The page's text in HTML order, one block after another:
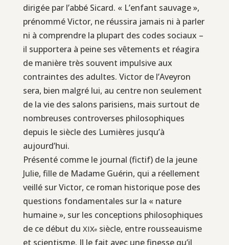
dirigée par l’abbé Sicard. « L’enfant sauvage »,
prénommé Victor, ne réussira jamais ni à parler
ni à comprendre la plupart des codes sociaux –
il supportera à peine ses vêtements et réagira
de manière très souvent impulsive aux
contraintes des adultes. Victor de l’Aveyron
sera, bien malgré lui, au centre non seulement
de la vie des salons parisiens, mais surtout de
nombreuses controverses philosophiques
depuis le siècle des Lumières jusqu’à
aujourd’hui.
Présenté comme le journal (fictif) de la jeune
Julie, fille de Madame Guérin, qui a réellement
veillé sur Victor, ce roman historique pose des
questions fondamentales sur la « nature
humaine », sur les conceptions philosophiques
de ce début du XIXesiècle, entre rousseauisme
et scientisme. Il le fait avec une finesse qu’il